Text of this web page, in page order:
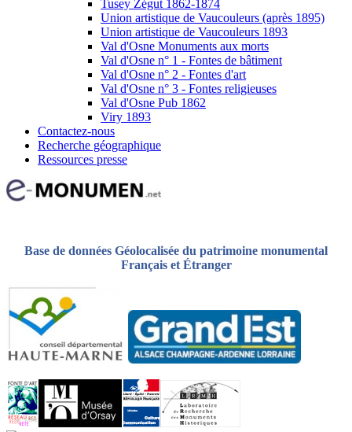
Tusey Zégut 1862-1874
Union artistique de Vaucouleurs (après 1895)
Union artistique de Vaucouleurs 1893
Val d'Osne Monuments aux morts
Val d'Osne n° 1 - Fontes de bâtiment
Val d'Osne n° 2 - Fontes d'art
Val d'Osne n° 3 - Fontes religieuses
Val d'Osne Pub 1862
Viry 1893
Contactez-nous
Recherche géographique
Ressources presse
Base de données Géolocalisée du patrimoine monumental
Français et Étranger